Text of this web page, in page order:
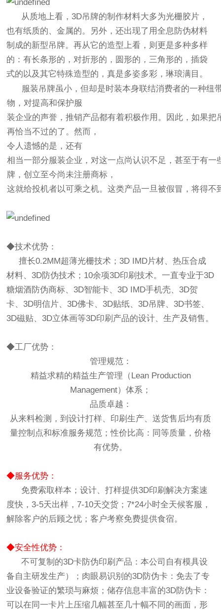
从质地上看，3D吊牌的制作材料大多为光栅胶片，
也有纸质的、金属的。另外，还出现了用全息防伪材料
制成的新型吊牌。再从它的造型上看，则更是多种多样
的：有长条形的，对折形的，圆形的，三角形的，插袋
式的以及其它特殊造型的，真是多姿多彩，琳琅满目。
服装吊牌虽小，但却是时装本身联结消费者的一种纽
物，对提高和保护服
装企业的声誉，推销产品都有着积极作用。因此，如果把
再恰当不过的了。然而，
令人遗憾的是，还有
相当一部分服装企业，对这一点尚认识不足，甚至于有一
牌，创立至今尚未注册商标，
这就给投机者以可乘之机。这类产品一旦被假冒，将得不
◆技术优势：
擅长0.2MM超薄光栅技术；3D IMD片材、热压合成
材料、3D防伪技术；10余项3D印刷技术。一直专业于3D
糖烟酒防伪商标、3D智能卡、3D IMD手机壳、3D贺
卡、3D明信片、3D佛卡、3D贴纸、3D吊牌、3D书签、
3D磁贴、3D立体画等3D印刷产品的设计、生产及销售。
◆工厂优势：
管理规范：
精益求精的精益生产管理（Lean Production
Management）体系；
品质卓越：
从来料检测，到设计打样、印刷生产、送货售后均有质
量控制点和标准服务规范；性价比高：同等质量，价格
有优势。
◆服务优势：
免费索取样本；设计、打样提供3D印刷解决方案速
度快，3-5天出样，7-10天交货；7*24小时全天候客服，
解除客户的后顾之忧；客户考察免费提供食宿。
◆安全性优势：
不可复制的3D卡防伪印刷产品：本公司自有模具设
备自主研发生产）；肉眼易识别的3D防伪卡：免去了专
业设备验证的繁琐与麻烦；储存信息丰富的3D防伪卡：
可以在同一卡片上压缩几幅甚至几十幅不同的画面，形